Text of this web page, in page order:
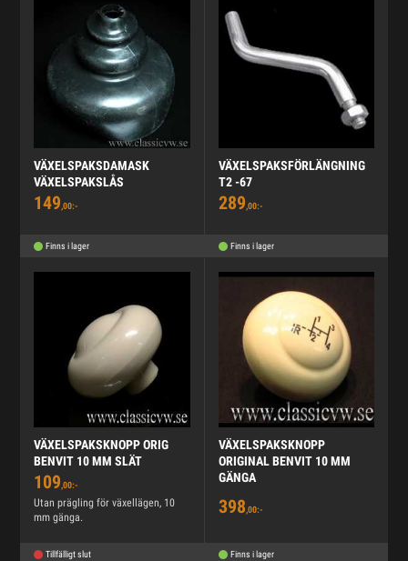
VÄXELSPAKSDAMASK
VÄXELSPAKSLÅS
149,00:-
Finns i lager
VÄXELSPAKSFÖRLÄNGNING
T2 -67
289,00:-
Finns i lager
VÄXELSPAKSKNOPP ORIG
BENVIT 10 MM SLÄT
109,00:-
Utan prägling för växellägen, 10
mm gänga.
Tillfälligt slut
VÄXELSPAKSKNOPP
ORIGINAL BENVIT 10 MM
GÄNGA
398,00:-
Finns i lager